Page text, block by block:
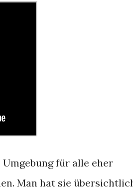
für alle eher
Man hat sie